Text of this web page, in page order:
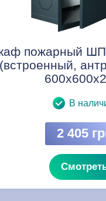
пожарный
(встроенный,
В
2 405